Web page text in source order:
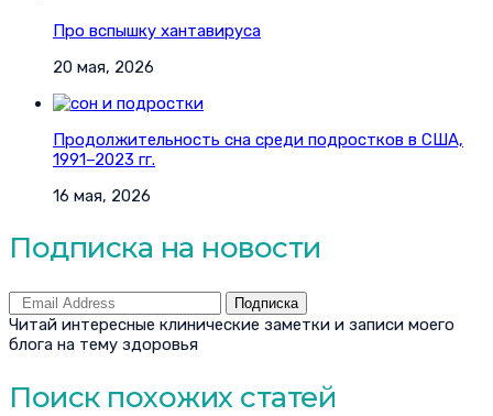
Про вспышку хантавируса
20 мая, 2026
Продолжительность сна среди подростков в США,
1991–2023 гг.
16 мая, 2026
Подписка на новости
Подписка
Читай интересные клинические заметки и записи моего
блога на тему здоровья
Поиск похожих статей